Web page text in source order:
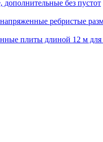
без пустот
ребристые
плиты длиной 12 м